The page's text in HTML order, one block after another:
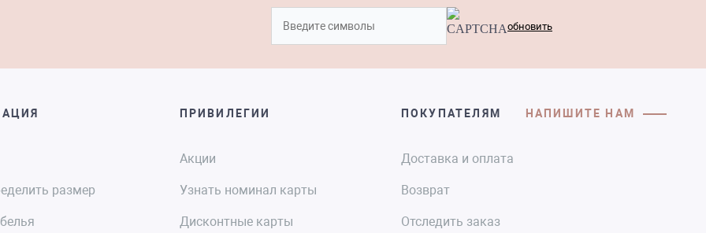
обновить
размер
ПРИВИЛЕГИИ
Акции
Узнать номинал карты
Дисконтные карты
ПОКУПАТЕЛЯМ
Доставка и оплата
Возврат
Отследить заказ
НАПИШИТЕ НАМ